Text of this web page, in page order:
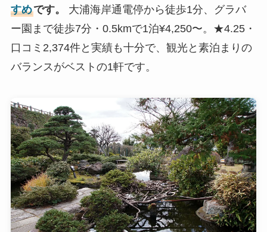
すめです。
大浦海岸通電停から徒歩1分、グラバ
ー園まで徒歩7分・0.5kmで1泊¥4,250〜。★4.25・
口コミ2,374件と実績も十分で、観光と素泊まりの
バランスがベストの1軒です。